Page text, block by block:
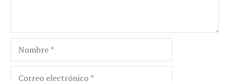
Nombre
Correo